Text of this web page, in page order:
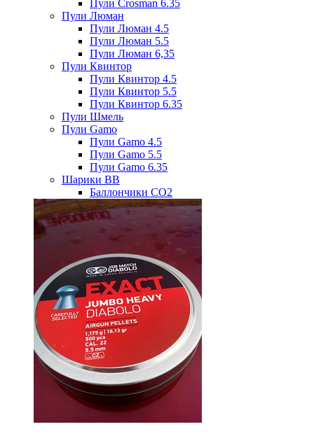
Пули Crosman 6.35
Пули Люман
Пули Люман 4.5
Пули Люман 5.5
Пули Люман 6,35
Пули Квинтор
Пули Квинтор 4.5
Пули Квинтор 5.5
Пули Квинтор 6.35
Пули Шмель
Пули Gamo
Пули Gamo 4.5
Пули Gamo 5.5
Пули Gamo 6.35
Шарики BB
Баллончики CO2